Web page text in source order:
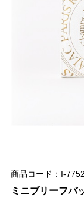
商品コード：I-
ミニブリーフバ